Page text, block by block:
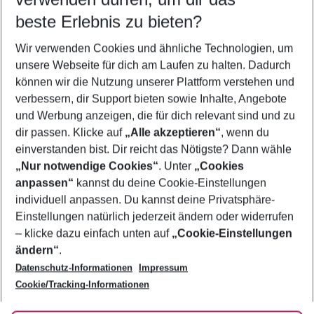
5-8 Nächte
2 Erwachsene Keine Kinder
Mehr Filter anzeigen
Footer
Footer navigation
Über uns
AGB
Bestpreisgarantie
Cookie-Einstellungen ändern
Cookie-Richtlinie
Agenturbetreuung
Barrierefreies Reisen
Folge uns
beste Erlebnis zu bieten?
Wir verwenden Cookies und ähnliche Technologien, um
unsere Webseite für dich am Laufen zu halten. Dadurch
können wir die Nutzung unserer Plattform verstehen und
verbessern, dir Support bieten sowie Inhalte, Angebote
und Werbung anzeigen, die für dich relevant sind und zu
dir passen. Klicke auf „Alle akzeptieren“, wenn du
einverstanden bist. Dir reicht das Nötigste? Dann wähle
„Nur notwendige Cookies“. Unter „Cookies
anpassen“ kannst du deine Cookie-Einstellungen
individuell anpassen. Du kannst deine Privatsphäre-
Einstellungen natürlich jederzeit ändern oder widerrufen
– klicke dazu einfach unten auf „Cookie-Einstellungen
ändern“.
Datenschutz-Informationen
Impressum
Cookie/Tracking-Informationen